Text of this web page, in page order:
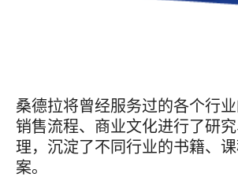
桑德拉将曾经服务过的各个行业
销售流程、商业文化进行了研
理，沉淀了不同行业的书籍、
案。